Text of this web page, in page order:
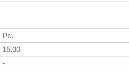
Pc.
15.00
-